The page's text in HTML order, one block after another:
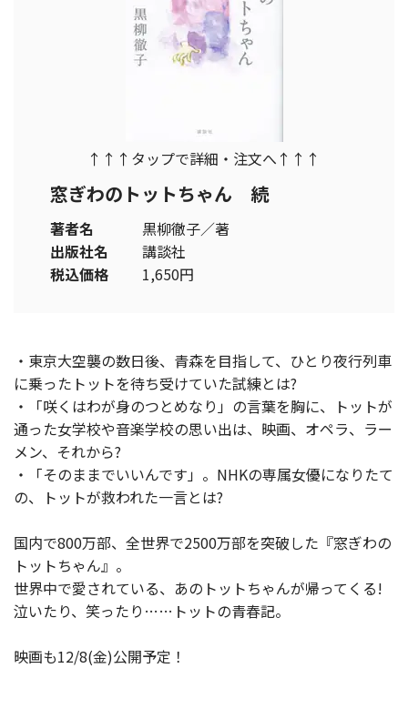
↑↑↑タップで詳細・注文へ↑↑↑
窓ぎわのトットちゃん 続
著者名
黒柳徹子／著
出版社名
講談社
税込価格
1,650円
・東京大空襲の数日後、青森を目指して、ひとり夜行列車
に乗ったトットを待ち受けていた試練とは?
・「咲くはわが身のつとめなり」の言葉を胸に、トットが
通った女学校や音楽学校の思い出は、映画、オペラ、ラー
メン、それから?
・「そのままでいいんです」。NHKの専属女優になりたて
の、トットが救われた一言とは?
国内で800万部、全世界で2500万部を突破した『窓ぎわの
トットちゃん』。
世界中で愛されている、あのトットちゃんが帰ってくる!
泣いたり、笑ったり……トットの青春記。
映画も12/8(金)公開予定！